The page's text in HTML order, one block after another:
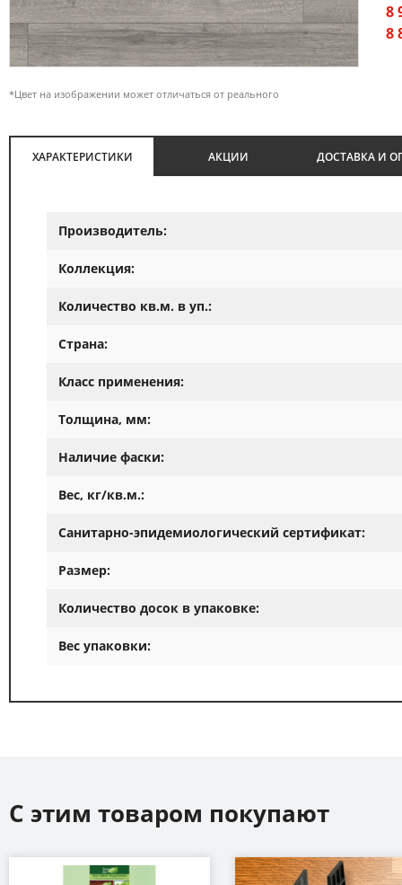
*Цвет на изображении может отличаться от реального
8
8
ХАРАКТЕРИСТИКИ АКЦИИ ДОСТАВКА И
Производитель:
Коллекция:
Количество кв.м. в уп.:
Страна:
Класс применения:
Толщина, мм:
Наличие фаски:
Вес, кг/кв.м.:
Санитарно-эпидемиологический сертификат:
Размер:
Количество досок в упаковке:
Вес упаковки:
С этим товаром покупают